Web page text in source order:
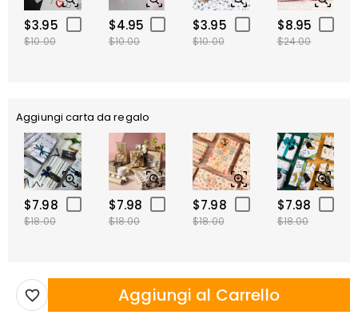
$3.95
$10.00
$4.95
$10.00
$3.95
$10.00
$8.95
$24.00
Aggiungi carta da regalo
$7.98
$18.00
$7.98
$18.00
$7.98
$18.00
$7.98
$18.00
Aggiungi al Carrello